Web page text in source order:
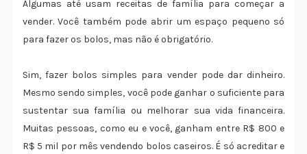
Algumas até usam receitas de família para começar a
vender. Você também pode abrir um espaço pequeno só
para fazer os bolos, mas não é obrigatório.
Sim, fazer bolos simples para vender pode dar dinheiro.
Mesmo sendo simples, você pode ganhar o suficiente para
sustentar sua família ou melhorar sua vida financeira.
Muitas pessoas, como eu e você, ganham entre R$ 800 e
R$ 5 mil por mês vendendo bolos caseiros. É só acreditar e